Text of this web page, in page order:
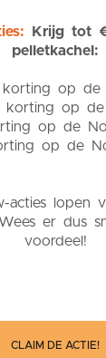
Krijg tot
pelletkachel:
op de
op de
op de
op de
acties lopen
er dus
voordeel!
CLAIM DE ACTIE!